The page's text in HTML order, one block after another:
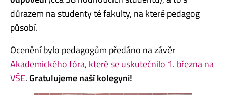
důrazem na studenty té fakulty, na které pedagog
působí.
Ocenění bylo pedagogům předáno na závěr
Akademického fóra, které se uskutečnilo 1. března na
VŠE. Gratulujeme naší kolegyni!